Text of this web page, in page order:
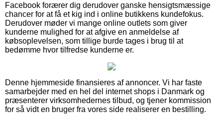
Facebook forærer dig derudover ganske hensigtsmæssige
chancer for at få et kig ind i online butikkens kundefokus.
Derudover møder vi mange online outlets som giver
kunderne mulighed for at afgive en anmeldelse af
købsoplevelsen, som tillige burde tages i brug til at
bedømme hvor tilfredse kunderne er.
Denne hjemmeside finansieres af annoncer. Vi har faste
samarbejder med en hel del internet shops i Danmark og
præsenterer virksomhedernes tilbud, og tjener kommission
for så vidt en bruger fra vores side realiserer en bestilling.